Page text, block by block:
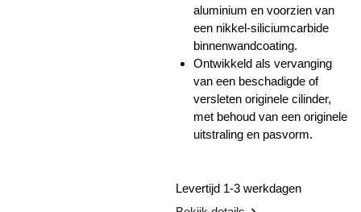
aluminium en voorzien van
een nikkel-siliciumcarbide
binnenwandcoating.
Ontwikkeld als vervanging
van een beschadigde of
versleten originele cilinder,
met behoud van een originele
uitstraling en pasvorm.
Levertijd 1-3 werkdagen